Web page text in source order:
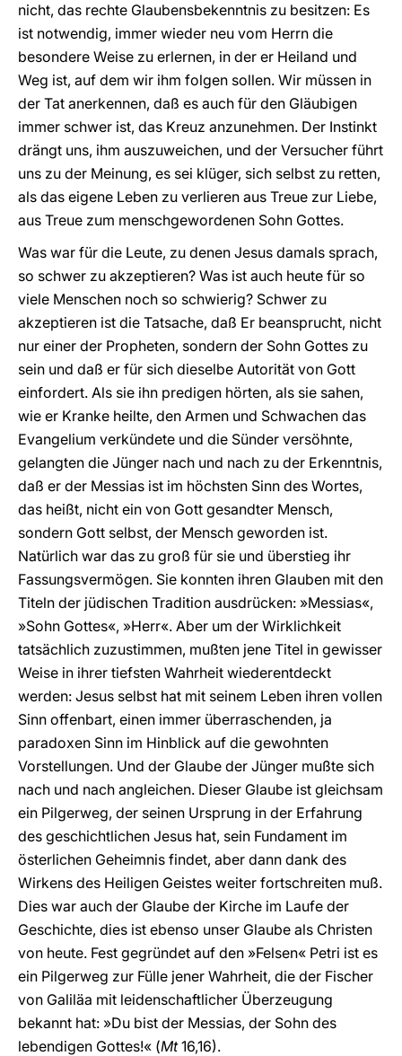
nicht, das rechte Glaubensbekenntnis zu besitzen: Es
ist notwendig, immer wieder neu vom Herrn die
besondere Weise zu erlernen, in der er Heiland und
Weg ist, auf dem wir ihm folgen sollen. Wir müssen in
der Tat anerkennen, daß es auch für den Gläubigen
immer schwer ist, das Kreuz anzunehmen. Der Instinkt
drängt uns, ihm auszuweichen, und der Versucher führt
uns zu der Meinung, es sei klüger, sich selbst zu retten,
als das eigene Leben zu verlieren aus Treue zur Liebe,
aus Treue zum menschgewordenen Sohn Gottes.
Was war für die Leute, zu denen Jesus damals sprach,
so schwer zu akzeptieren? Was ist auch heute für so
viele Menschen noch so schwierig? Schwer zu
akzeptieren ist die Tatsache, daß Er beansprucht, nicht
nur einer der Propheten, sondern der Sohn Gottes zu
sein und daß er für sich dieselbe Autorität von Gott
einfordert. Als sie ihn predigen hörten, als sie sahen,
wie er Kranke heilte, den Armen und Schwachen das
Evangelium verkündete und die Sünder versöhnte,
gelangten die Jünger nach und nach zu der Erkenntnis,
daß er der Messias ist im höchsten Sinn des Wortes,
das heißt, nicht ein von Gott gesandter Mensch,
sondern Gott selbst, der Mensch geworden ist.
Natürlich war das zu groß für sie und überstieg ihr
Fassungsvermögen. Sie konnten ihren Glauben mit den
Titeln der jüdischen Tradition ausdrücken: »Messias«,
»Sohn Gottes«, »Herr«. Aber um der Wirklichkeit
tatsächlich zuzustimmen, mußten jene Titel in gewisser
Weise in ihrer tiefsten Wahrheit wiederentdeckt
werden: Jesus selbst hat mit seinem Leben ihren vollen
Sinn offenbart, einen immer überraschenden, ja
paradoxen Sinn im Hinblick auf die gewohnten
Vorstellungen. Und der Glaube der Jünger mußte sich
nach und nach angleichen. Dieser Glaube ist gleichsam
ein Pilgerweg, der seinen Ursprung in der Erfahrung
des geschichtlichen Jesus hat, sein Fundament im
österlichen Geheimnis findet, aber dann dank des
Wirkens des Heiligen Geistes weiter fortschreiten muß.
Dies war auch der Glaube der Kirche im Laufe der
Geschichte, dies ist ebenso unser Glaube als Christen
von heute. Fest gegründet auf den »Felsen« Petri ist es
ein Pilgerweg zur Fülle jener Wahrheit, die der Fischer
von Galiläa mit leidenschaftlicher Überzeugung
bekannt hat: »Du bist der Messias, der Sohn des
lebendigen Gottes!« (Mt16,16).